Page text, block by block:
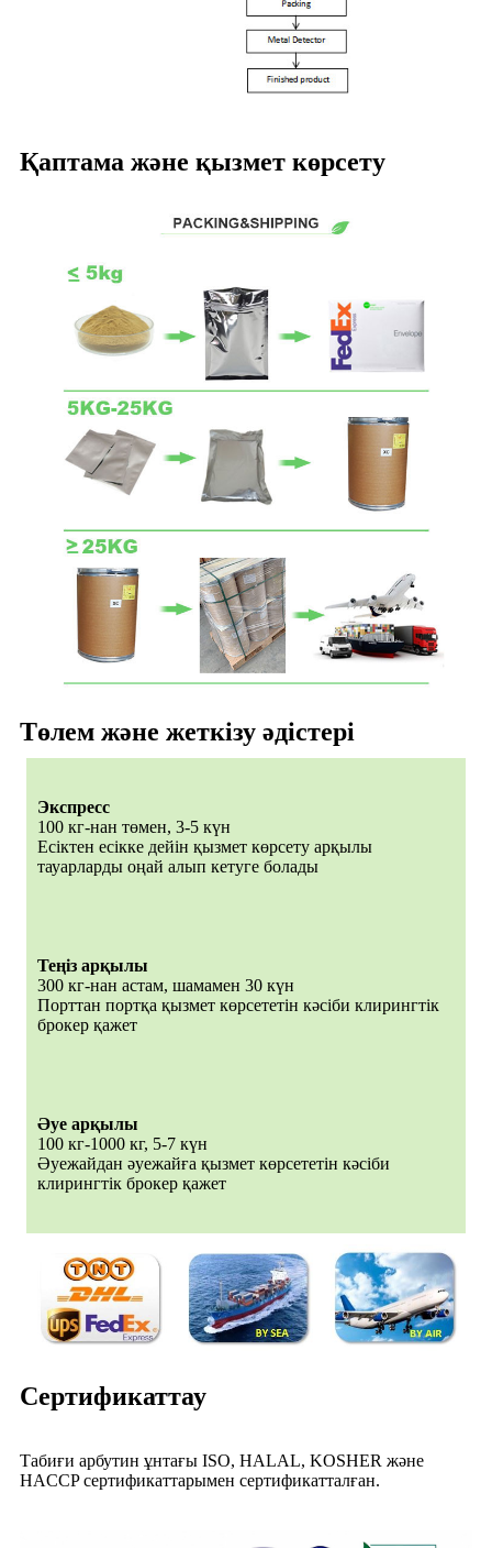
Қаптама және қызмет көрсету
Төлем және жеткізу әдістері
Экспресс
100 кг-нан төмен, 3-5 күн
Есіктен есікке дейін қызмет көрсету арқылы
тауарларды оңай алып кетуге болады
Теңіз арқылы
300 кг-нан астам, шамамен 30 күн
Порттан портқа қызмет көрсететін кәсіби клирингтік
брокер қажет
Әуе арқылы
100 кг-1000 кг, 5-7 күн
Әуежайдан әуежайға қызмет көрсететін кәсіби
клирингтік брокер қажет
Сертификаттау
Табиғи арбутин ұнтағы ISO, HALAL, KOSHER және
HACCP сертификаттарымен сертификатталған.